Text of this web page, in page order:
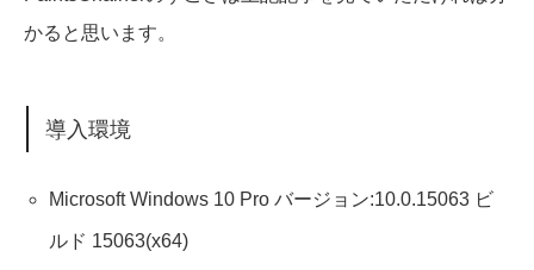
かると思います。
導入環境
Microsoft Windows 10 Pro バージョン:10.0.15063 ビ
ルド 15063(x64)